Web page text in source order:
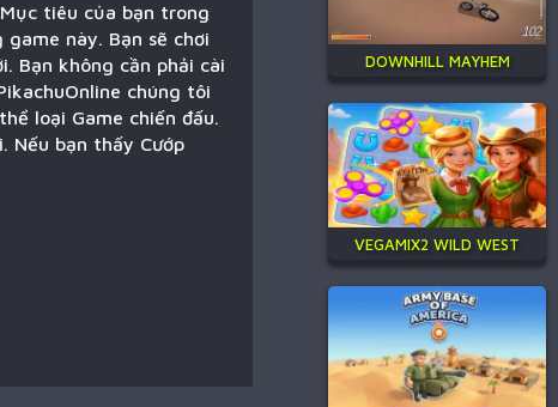
tiêu của bạn trong
này. Bạn sẽ chơi
Bạn không cần phải cài
chúng tôi
loại Game chiến đấu.
Nếu bạn thấy Cướp
DOWNHILL MAYHEM
VEGAMIX2 WILD WEST